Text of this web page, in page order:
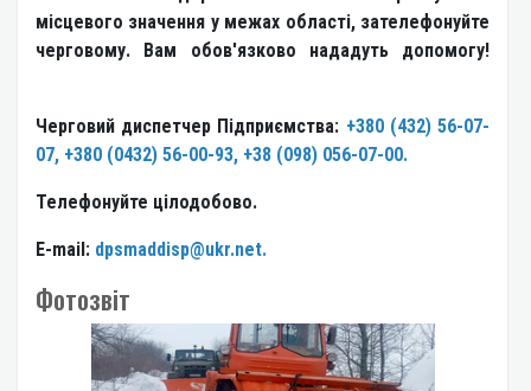
місцевого значення у межах області, зателефонуйте
черговому. Вам обов'язково нададуть допомогу!
Черговий диспетчер Підприємства: +380 (432) 56-07-
07, +380 (0432) 56-00-93, +38 (098) 056-07-00.
Телефонуйте цілодобово.
E-mail: dpsmaddisp@ukr.net.
Фотозвіт